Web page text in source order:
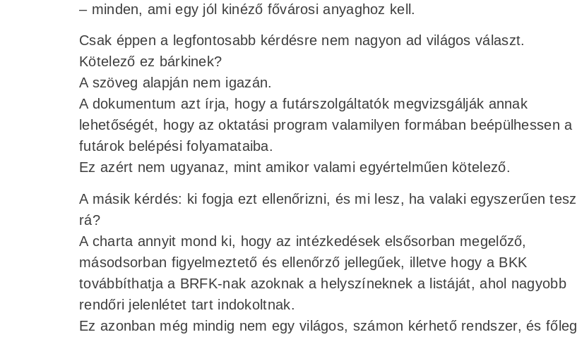
– minden, ami egy jól kinéző fővárosi anyaghoz kell.
Csak éppen a legfontosabb kérdésre nem nagyon ad világos választ.
Kötelező ez bárkinek?
A szöveg alapján nem igazán.
A dokumentum azt írja, hogy a futárszolgáltatók megvizsgálják annak
lehetőségét, hogy az oktatási program valamilyen formában beépülhessen a
futárok belépési folyamataiba.
Ez azért nem ugyanaz, mint amikor valami egyértelműen kötelező.
A másik kérdés: ki fogja ezt ellenőrizni, és mi lesz, ha valaki egyszerűen tesz
rá?
A charta annyit mond ki, hogy az intézkedések elsősorban megelőző,
másodsorban figyelmeztető és ellenőrző jellegűek, illetve hogy a BKK
továbbíthatja a BRFK-nak azoknak a helyszíneknek a listáját, ahol nagyobb
rendőri jelenlétet tart indokoltnak.
Ez azonban még mindig nem egy világos, számon kérhető rendszer, és főleg